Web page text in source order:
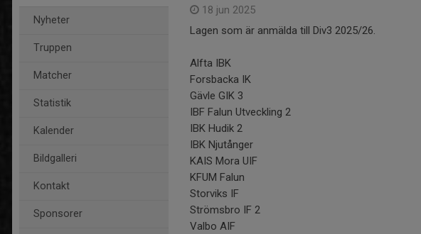
Nyheter
Truppen
Matcher
Statistik
Kalender
Bildgalleri
Kontakt
Sponsorer
18 jun 2025
Lagen som är anmälda till Div3 2025/26.
Alfta IBK
Forsbacka IK
Gävle GIK 3
IBF Falun Utveckling 2
IBK Hudik 2
IBK Njutånger
KAIS Mora UIF
KFUM Falun
Storviks IF
Strömsbro IF 2
Valbo AIF